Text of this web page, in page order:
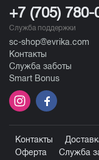
+7 (705) 780-
Служба поддержки
sc-shop@evrika.com
Контакты
Служба заботы
Smart Bonus
Контакты
Оферта
Служба